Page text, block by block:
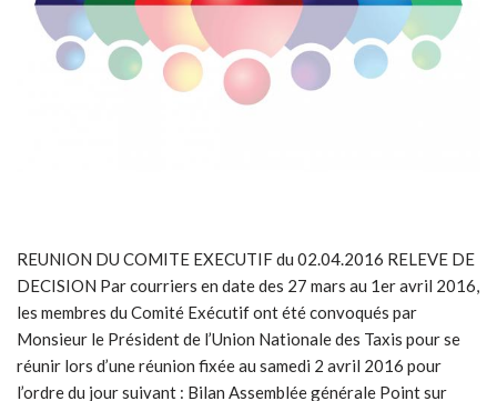
REUNION DU COMITE EXECUTIF du 02.04.2016 RELEVE DE
DECISION Par courriers en date des 27 mars au 1er avril 2016,
les membres du Comité Exécutif ont été convoqués par
Monsieur le Président de l’Union Nationale des Taxis pour se
réunir lors d’une réunion fixée au samedi 2 avril 2016 pour
l’ordre du jour suivant : Bilan Assemblée générale Point sur